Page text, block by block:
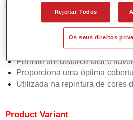
Características do produto
Simples e rápido de aplicar.
Oferece uma precisão de cor
orientação de efeito.
Promove tempos de processo
Permite um disfarce fácil e
Proporciona uma óptima
Utilizada na repintura de cores
Product Variant
Rejeitar Todos
Os seus direitos